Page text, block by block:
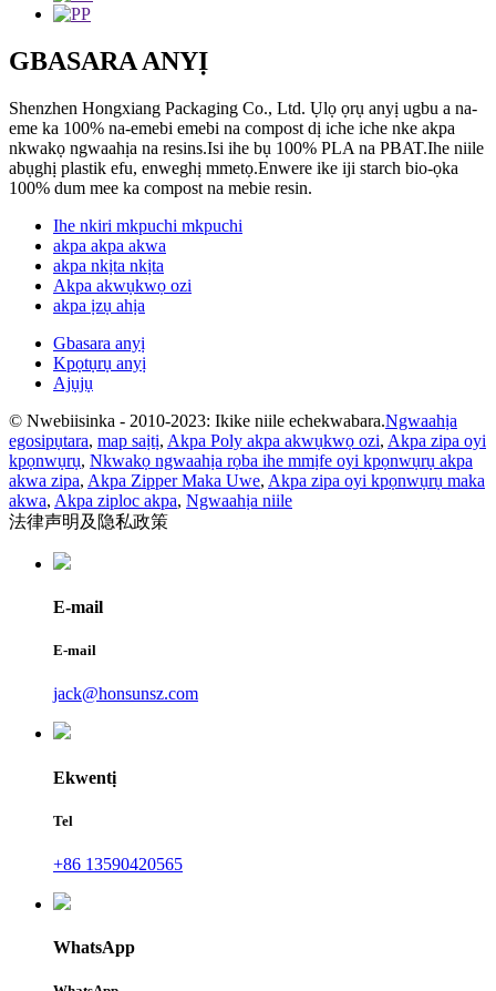
GBASARA ANYỊ
Shenzhen Hongxiang Packaging Co., Ltd. Ụlọ ọrụ anyị ugbu a na-
eme ka 100% na-emebi emebi na compost dị iche iche nke akpa
nkwakọ ngwaahịa na resins.Isi ihe bụ 100% PLA na PBAT.Ihe niile
abụghị plastik efu, enweghị mmetọ.Enwere ike iji starch bio-ọka
100% dum mee ka compost na mebie resin.
Ihe nkiri mkpuchi mkpuchi
akpa akpa akwa
akpa nkịta nkịta
Akpa akwụkwọ ozi
akpa ịzụ ahịa
Gbasara anyị
Kpọtụrụ anyị
Ajụjụ
© Nwebiisinka - 2010-2023: Ikike niile echekwabara.Ngwaahịa
egosipụtara, map saịtị, Akpa Poly akpa akwụkwọ ozi, Akpa zipa oyi
kpọnwụrụ, Nkwakọ ngwaahịa rọba ihe mmịfe oyi kpọnwụrụ akpa
akwa zipa, Akpa Zipper Maka Uwe, Akpa zipa oyi kpọnwụrụ maka
akwa, Akpa ziploc akpa, Ngwaahịa niile
法律声明及隐私政策
E-mail
E-mail
jack@honsunsz.com
Ekwentị
Tel
+86 13590420565
WhatsApp